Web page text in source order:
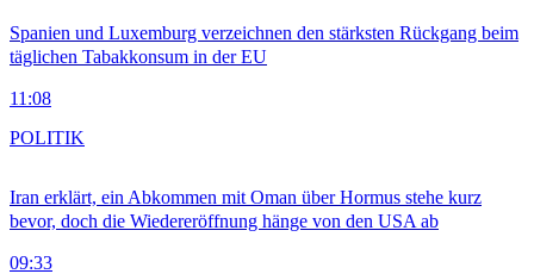
Spanien und Luxemburg verzeichnen den stärksten Rückgang beim
täglichen Tabakkonsum in der EU
11:08
Iran erklärt, ein Abkommen mit Oman über Hormus stehe kurz
bevor, doch die Wiedereröffnung hänge von den USA ab
09:33
POLITIK